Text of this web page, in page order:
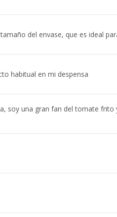
del envase, que es ideal
habitual en mi despensa
soy una gran fan del tomate